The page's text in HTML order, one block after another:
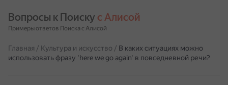
Вопросы к Поиску с Алисой
Примеры ответов Поиска с Алисой
Главная / Культура и искусство / В каких ситуациях можно
использовать фразу 'here we go again' в повседневной речи?